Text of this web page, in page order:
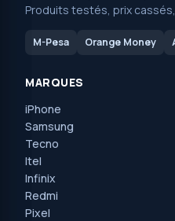
Produits testés, prix
M-Pesa Orange Money
MARQUES
iPhone
Samsung
Tecno
Itel
Infinix
Redmi
Pixel